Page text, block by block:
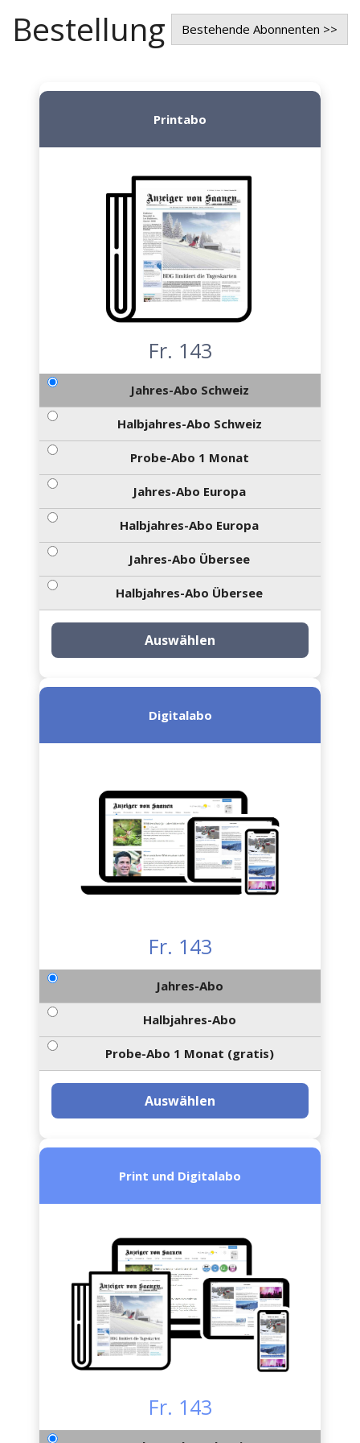
Bestellung Bestehende Abonnenten >>
Printabo
Fr. 143
Jahres-Abo Schweiz
Halbjahres-Abo Schweiz
Probe-Abo 1 Monat
Jahres-Abo Europa
Halbjahres-Abo Europa
Jahres-Abo Übersee
Halbjahres-Abo Übersee
Auswählen
Digitalabo
Fr. 143
Jahres-Abo
Halbjahres-Abo
Probe-Abo 1 Monat (gratis)
Auswählen
Print und Digitalabo
Fr. 143